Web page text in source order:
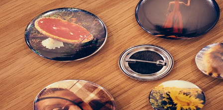
Ваш регион доставки
Выберите из списка: